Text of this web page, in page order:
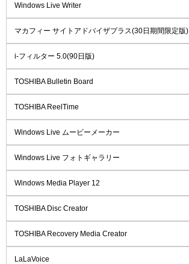
Windows Live Writer
マカフィー サイトアドバイザプラス(30日期間限定版)
i-フィルター 5.0(90日版)
TOSHIBA Bulletin Board
TOSHIBA ReelTime
Windows Live ムービーメーカー
Windows Live フォトギャラリー
Windows Media Player 12
TOSHIBA Disc Creator
TOSHIBA Recovery Media Creator
LaLaVoice